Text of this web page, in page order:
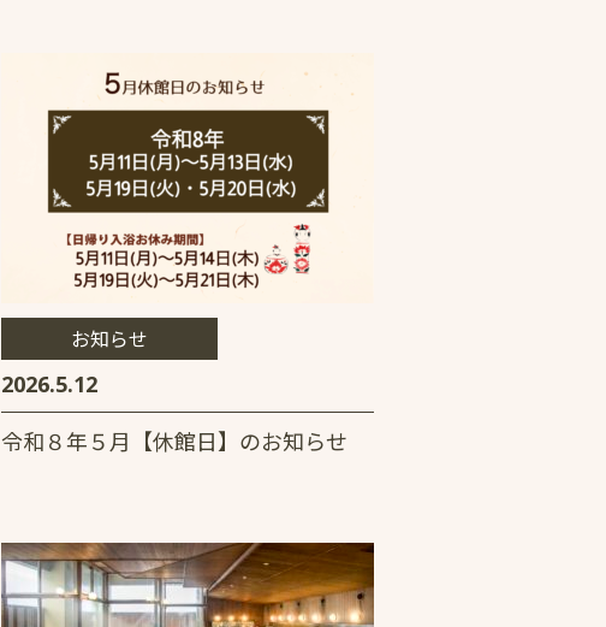
お知らせ
2026.5.12
令和８年５月【休館日】のお知らせ